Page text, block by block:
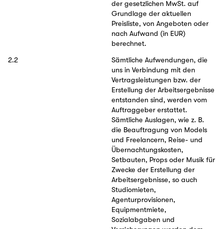
der gesetzlichen MwSt. auf
Grundlage der aktuellen
Preisliste, von Angeboten oder
nach Aufwand (in EUR)
berechnet.
2.2
Sämtliche Aufwendungen, die
uns in Verbindung mit den
Vertragsleistungen bzw. der
Erstellung der Arbeitsergebnisse
entstanden sind, werden vom
Auftraggeber erstattet.
Sämtliche Auslagen, wie z. B.
die Beauftragung von Models
und Freelancern, Reise- und
Übernachtungskosten,
Setbauten, Props oder Musik für
Zwecke der Erstellung der
Arbeitsergebnisse, so auch
Studiomieten,
Agenturprovisionen,
Equipmentmiete,
Sozialabgaben und